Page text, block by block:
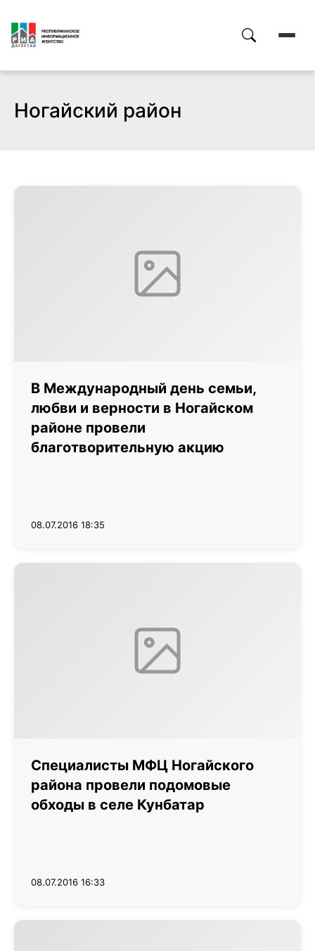
Ногайский район
В Международный день семьи,
любви и верности в Ногайском
районе провели
благотворительную акцию
08.07.2016 18:35
Специалисты МФЦ Ногайского
района провели подомовые
обходы в селе Кунбатар
08.07.2016 16:33